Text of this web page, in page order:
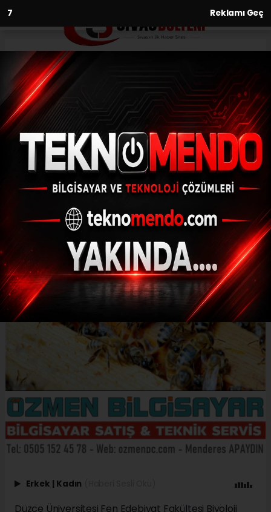
6 Reklamı Geç
Anasayfa Bilim-Teknoloji
Arı ürünlerine destek
(İHA) - İhlas Haber Ajansı | 30.09.2024 - 17:31, Güncelleme:
30.09.2024 - 17:21
Arı ürünlerine destek
ABONE OL
Erkek | Kadın
Düzce Üniversitesi Fen Edebiyat Fakültesi Biyoloji